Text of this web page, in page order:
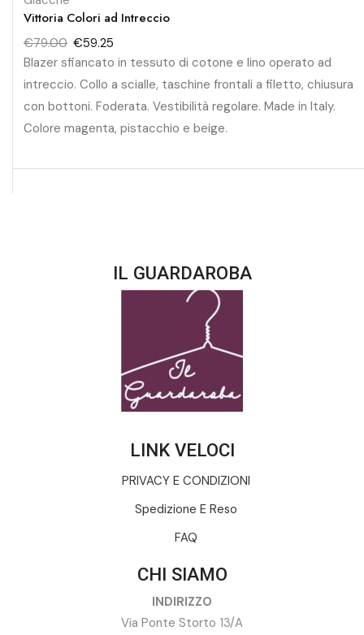
Vittoria Colori ad Intreccio
€79.00 €59.25
Blazer sfiancato in tessuto di cotone e lino operato ad
intreccio. Collo a scialle, taschine frontali a filetto, chiusura
con bottoni. Foderata. Vestibilità regolare. Made in Italy.
Colore magenta, pistacchio e beige.
IL GUARDAROBA
LINK VELOCI
PRIVACY E CONDIZIONI
Spedizione E Reso
FAQ
CHI SIAMO
INDIRIZZO
Via Ponte Storto 13/A